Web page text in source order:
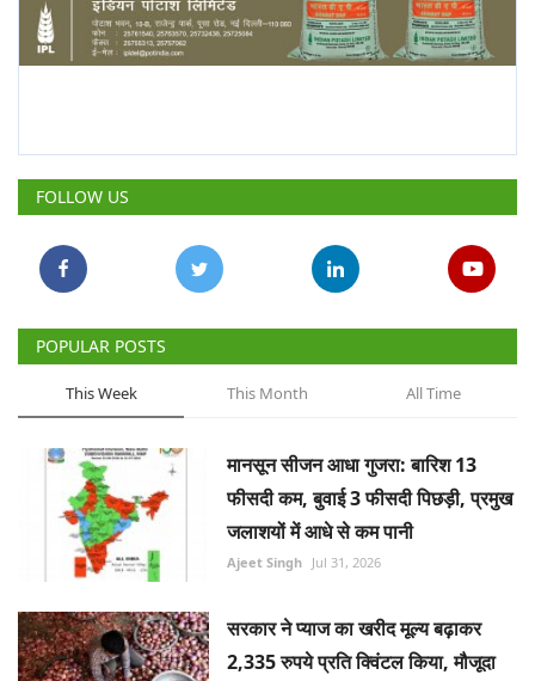
FOLLOW US
POPULAR POSTS
This Week This Month All Time
मानसून सीजन आधा गुजरा: बारिश 13
फीसदी कम, बुवाई 3 फीसदी पिछड़ी, प्रमुख
जलाशयों में आधे से कम पानी
Ajeet Singh Jul 31, 2026
सरकार ने प्याज का खरीद मूल्य बढ़ाकर
2,335 रुपये प्रति क्विंटल किया, मौजूदा